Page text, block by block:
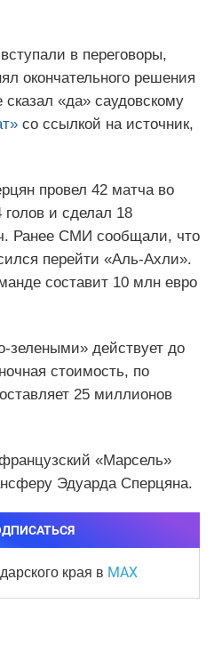
в переговоры,
окончательного решения
«да» саудовскому
со ссылкой на источник,
провел 42 матча во
голов и сделал 18
Ранее СМИ сообщали, что
перейти «Аль-Ахли».
составит 10 млн евро
зелеными» действует до
стоимость, по
25 миллионов
«Марсель»
Эдуарда Сперцяна.
края в MAX